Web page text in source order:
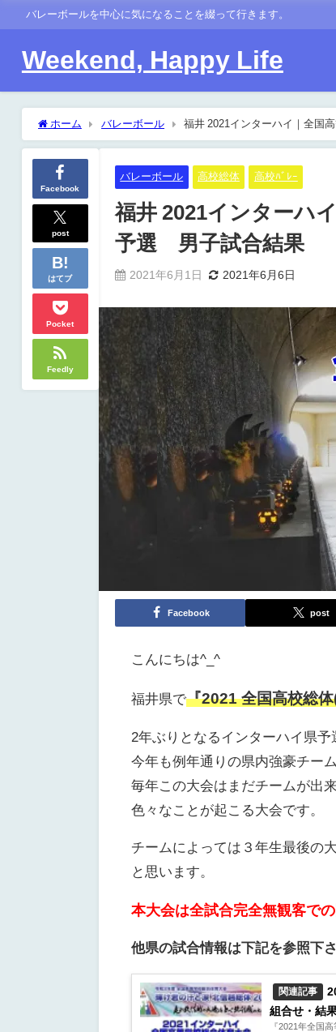
バレーボールを中心に気になることを綴って行きます。
Weekend, Happy Life
ホーム バレーボール 福井 2021インターハイ｜全国
Facebook
post
はてブ
Pocket
Feedly
バレーボール 高校総体 高校ﾊﾞﾚｰ
福井 2021インターハ
予選 男子試合結果
2021年6月1日 2021年6月6日
Facebook post
こんにちは^_^
福井県で『2021 全国高校総
2年ぶりとなるインターハイ県
今年も例年通りの県内強豪チー
毎年この大会はまだチームが出
色々なことが起こる大会です。
チームによっては３年生最後の
と思います。
本大会は全試合完全無観客での
他県の試合情報は下記を参照下さ
関連記事
組合せ・結
『2021年全国